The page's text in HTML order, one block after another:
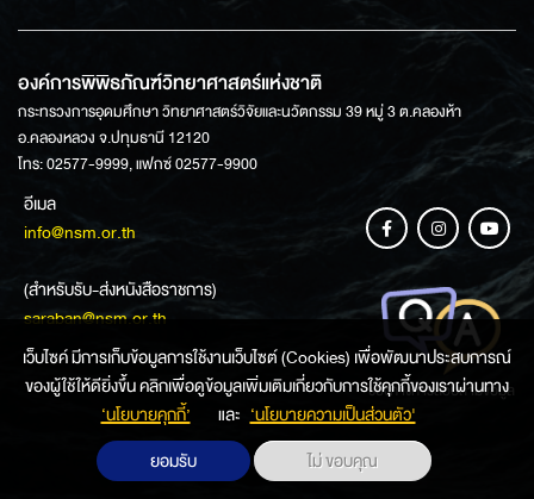
องค์การพิพิธภัณฑ์วิทยาศาสตร์แห่งชาติ
กระทรวงการอุดมศึกษา วิทยาศาสตร์วิจัยและนวัตกรรม 39 หมู่ 3 ต.คลองห้า
อ.คลองหลวง จ.ปทุมธานี 12120
โทร: 02577-9999, แฟกซ์ 02577-9900
อีเมล
info@nsm.or.th
(สำหรับรับ-ส่งหนังสือราชการ)
saraban@nsm.or.th
ช่องทางการสอบถามข้อมูล
เว็บไซค์ มีการเก็บข้อมูลการใช้งานเว็บไซต์ (Cookies) เพื่อพัฒนาประสบการณ์
ของผู้ใช้ให้ดียิ่งขึ้น คลิกเพื่อดูข้อมูลเพิ่มเติมเกี่ยวกับการใช้คุกกี้ของเราผ่านทาง
‘นโยบายคุกกี้’
และ ‘นโยบายความเป็นส่วนตัว'
ยอมรับ
ไม่ ขอบคุณ